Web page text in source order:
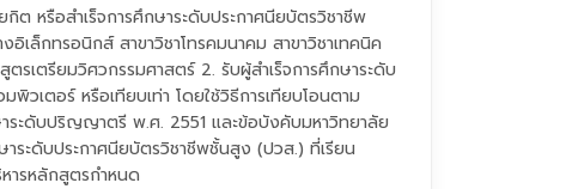
หรือสำเร็จการศึกษาระดับประกาศนียบัตรวิชาชีพ
อิเล็กทรอนิกส์ สาขาวิชาโทรคมนาคม สาขาวิชาเทคนิค
รเตรียมวิศวกรรมศาสตร์ 2. รับผู้สำเร็จการศึกษาระดับ
วเตอร์ หรือเทียบเท่า โดยใช้วิธีการเทียบโอนตาม
าระดับปริญญาตรี พ.ศ. 2551 และข้อบังคับมหาวิทยาลัย
าระดับประกาศนียบัตรวิชาชีพชั้นสูง (ปวส.) ที่เรียน
ารหลักสูตรกำหนด